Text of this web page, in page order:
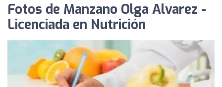
Fotos de Manzano Olga Alvarez -
Licenciada en Nutrición